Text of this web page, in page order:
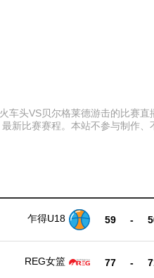
车头VS贝尔格莱德游击的比赛
新比赛赛程。本站不参与制作
乍得U18 59 -
REG女篮 77 -